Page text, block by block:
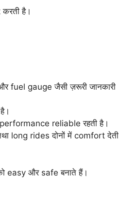
है।
gauge जैसी ज़रूरी जानकारी
reliable रहती है।
long rides दोनों में comfort देती
easy और safe बनाते हैं।